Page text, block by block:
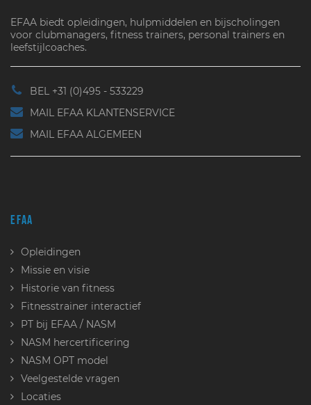
EFAA biedt opleidingen, hulpmiddelen en bijscholingen
voor clubmanagers, fitness trainers, personal trainers en
leefstijlcoaches.
BEL +31 (0)495 - 533229
MAIL EFAA KLANTENSERVICE
MAIL EFAA ALGEMEEN
EFAA
Opleidingen
Missie en visie
Historie van fitness
Fitnesstrainer interactief
PT bij EFAA / NASM
NASM hercertificering
NASM OPT model
Veelgestelde vragen
Locaties